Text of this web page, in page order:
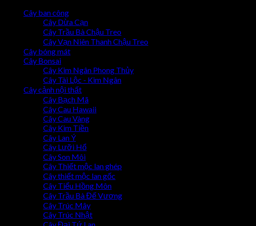
Cây ban công
Cây Dừa Cạn
Cây Trầu Bà Chậu Treo
Cây Vạn Niên Thanh Chậu Treo
Cây bóng mát
Cây Bonsai
Cây Kim Ngân Phong Thủy
Cây Tài Lộc - Kim Ngân
Cây cảnh nội thất
Cây Bạch Mã
Cây Cau Hawaii
Cây Cau Vàng
Cây Kim Tiền
Cây Lan Ý
Cây Lưỡi Hổ
Cây Son Môi
Cây Thiết mộc lan ghép
Cây thiết mộc lan gốc
Cây Tiểu Hồng Môn
Cây Trầu Bà Đế Vương
Cây Trúc Mây
Cây Trúc Nhật